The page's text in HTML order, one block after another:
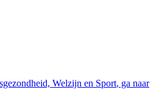
Welzijn en Sport, ga naar